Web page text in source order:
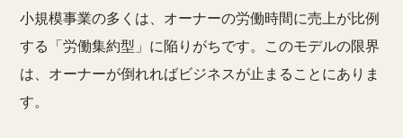
小規模事業の多くは、オーナーの労働時間に売上が比例
する「労働集約型」に陥りがちです。このモデルの限界
は、オーナーが倒れればビジネスが止まることにありま
す。